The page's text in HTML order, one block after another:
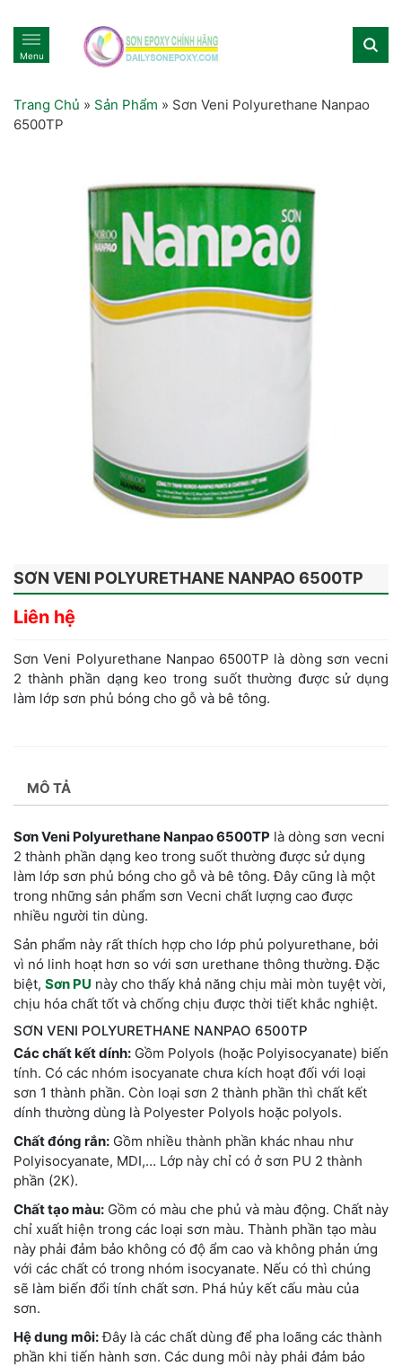
Menu
Trang Chủ » Sản Phẩm » Sơn Veni Polyurethane Nanpao
6500TP
SƠN VENI POLYURETHANE NANPAO 6500TP
Liên hệ
Sơn Veni Polyurethane Nanpao 6500TP là dòng sơn vecni
2 thành phần dạng keo trong suốt thường được sử dụng
làm lớp sơn phủ bóng cho gỗ và bê tông.
MÔ TẢ
Sơn Veni Polyurethane Nanpao 6500TP là dòng sơn vecni
2 thành phần dạng keo trong suốt thường được sử dụng
làm lớp sơn phủ bóng cho gỗ và bê tông. Đây cũng là một
trong những sản phẩm sơn Vecni chất lượng cao được
nhiều người tin dùng.
Sản phẩm này rất thích hợp cho lớp phủ polyurethane, bởi
vì nó linh hoạt hơn so với sơn urethane thông thường. Đặc
biệt, Sơn PU này cho thấy khả năng chịu mài mòn tuyệt vời,
chịu hóa chất tốt và chống chịu được thời tiết khắc nghiệt.
SƠN VENI POLYURETHANE NANPAO 6500TP
Các chất kết dính: Gồm Polyols (hoặc Polyisocyanate) biến
tính. Có các nhóm isocyanate chưa kích hoạt đối với loại
sơn 1 thành phần. Còn loại sơn 2 thành phần thì chất kết
dính thường dùng là Polyester Polyols hoặc polyols.
Chất đóng rắn: Gồm nhiều thành phần khác nhau như
Polyisocyanate, MDI,… Lớp này chỉ có ở sơn PU 2 thành
phần (2K).
Chất tạo màu: Gồm có màu che phủ và màu động. Chất này
chỉ xuất hiện trong các loại sơn màu. Thành phần tạo màu
này phải đảm bảo không có độ ẩm cao và không phản ứng
với các chất có trong nhóm isocyanate. Nếu có thì chúng
sẽ làm biến đổi tính chất sơn. Phá hủy kết cấu màu của
sơn.
Hệ dung môi:Đây là các chất dùng để pha loãng các thành
phần khi tiến hành sơn. Các dung môi này phải đảm bảo